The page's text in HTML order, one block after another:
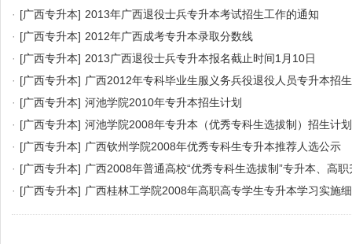
· [广西专升本] 2013年广西退役士兵专升本考试招生工作的通知
· [广西专升本] 2012年广西成考专升本录取分数线
· [广西专升本] 2013广西退役士兵专升本报名截止时间1月10日
· [广西专升本] 广西2012年专科毕业生服义务兵役退役人员专升本招
· [广西专升本] 河池学院2010年专升本招生计划
· [广西专升本] 河池学院2008年专升本（优秀专科生选拔制）招生计划
· [广西专升本] 广西钦州学院2008年优秀专科生专升本推荐人选公示
· [广西专升本] 广西2008年普通高校“优秀专科生选拔制”专升本、高
· [广西专升本] 广西桂林工学院2008年高职高专学生专升本学习实施